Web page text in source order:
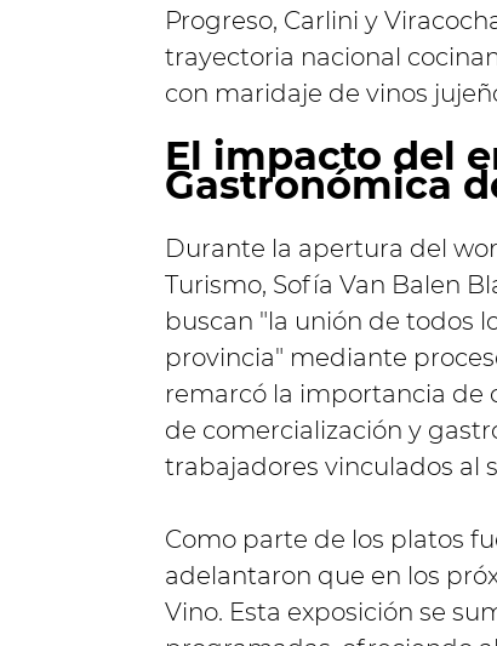
Progreso, Carlini y
trayectoria nacional
con maridaje de vinos
El impacto del
Gastronómica
Durante la apertura del
Turismo, Sofía Van Balen
buscan "la unión de todos
provincia" mediante
remarcó la importancia de
de comercialización y
trabajadores vinculados al
Como parte de los platos
adelantaron que en los
Vino. Esta exposición se